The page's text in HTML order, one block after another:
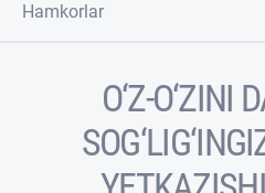
Hamkorlar
O‘Z-O‘ZINI